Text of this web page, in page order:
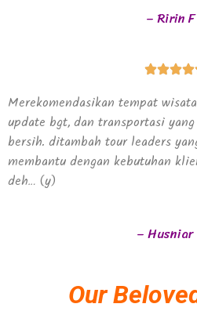
– Ririn
Merekomendasikan tempat
update bgt, dan transportasi
bersih. ditambah tour leaders
membantu dengan kebutuhan
deh… (y)
–
Our